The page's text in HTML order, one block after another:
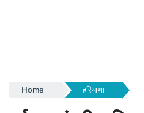
Home हरियाणा